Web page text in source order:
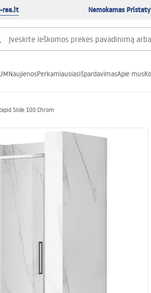
rea.lt Nemokamas
NaujienosPerkamiausiasIšpardavimasApie mus
Slide 100 Chrom